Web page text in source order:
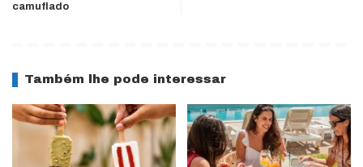
camuflado
Também lhe pode interessar